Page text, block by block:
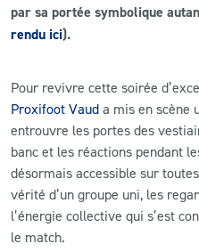
LS ACADEMY CAMPS
PRESSE ET MEDIAS
par sa portée symbolique
rendu ici).
Pour revivre cette soirée
Proxifoot Vaud a mis en scène
entrouvre les portes des
banc et les réactions pendant
désormais accessible sur
vérité d’un groupe uni, les
l’énergie collective qui s’est
le match.